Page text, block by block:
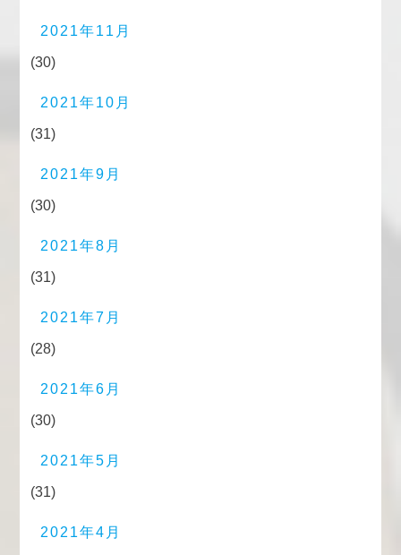
2021年11月
(30)
2021年10月
(31)
2021年9月
(30)
2021年8月
(31)
2021年7月
(28)
2021年6月
(30)
2021年5月
(31)
2021年4月